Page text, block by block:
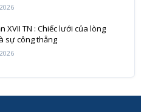
XVII TN : Chiếc lưới của lòng
sự công thẳng